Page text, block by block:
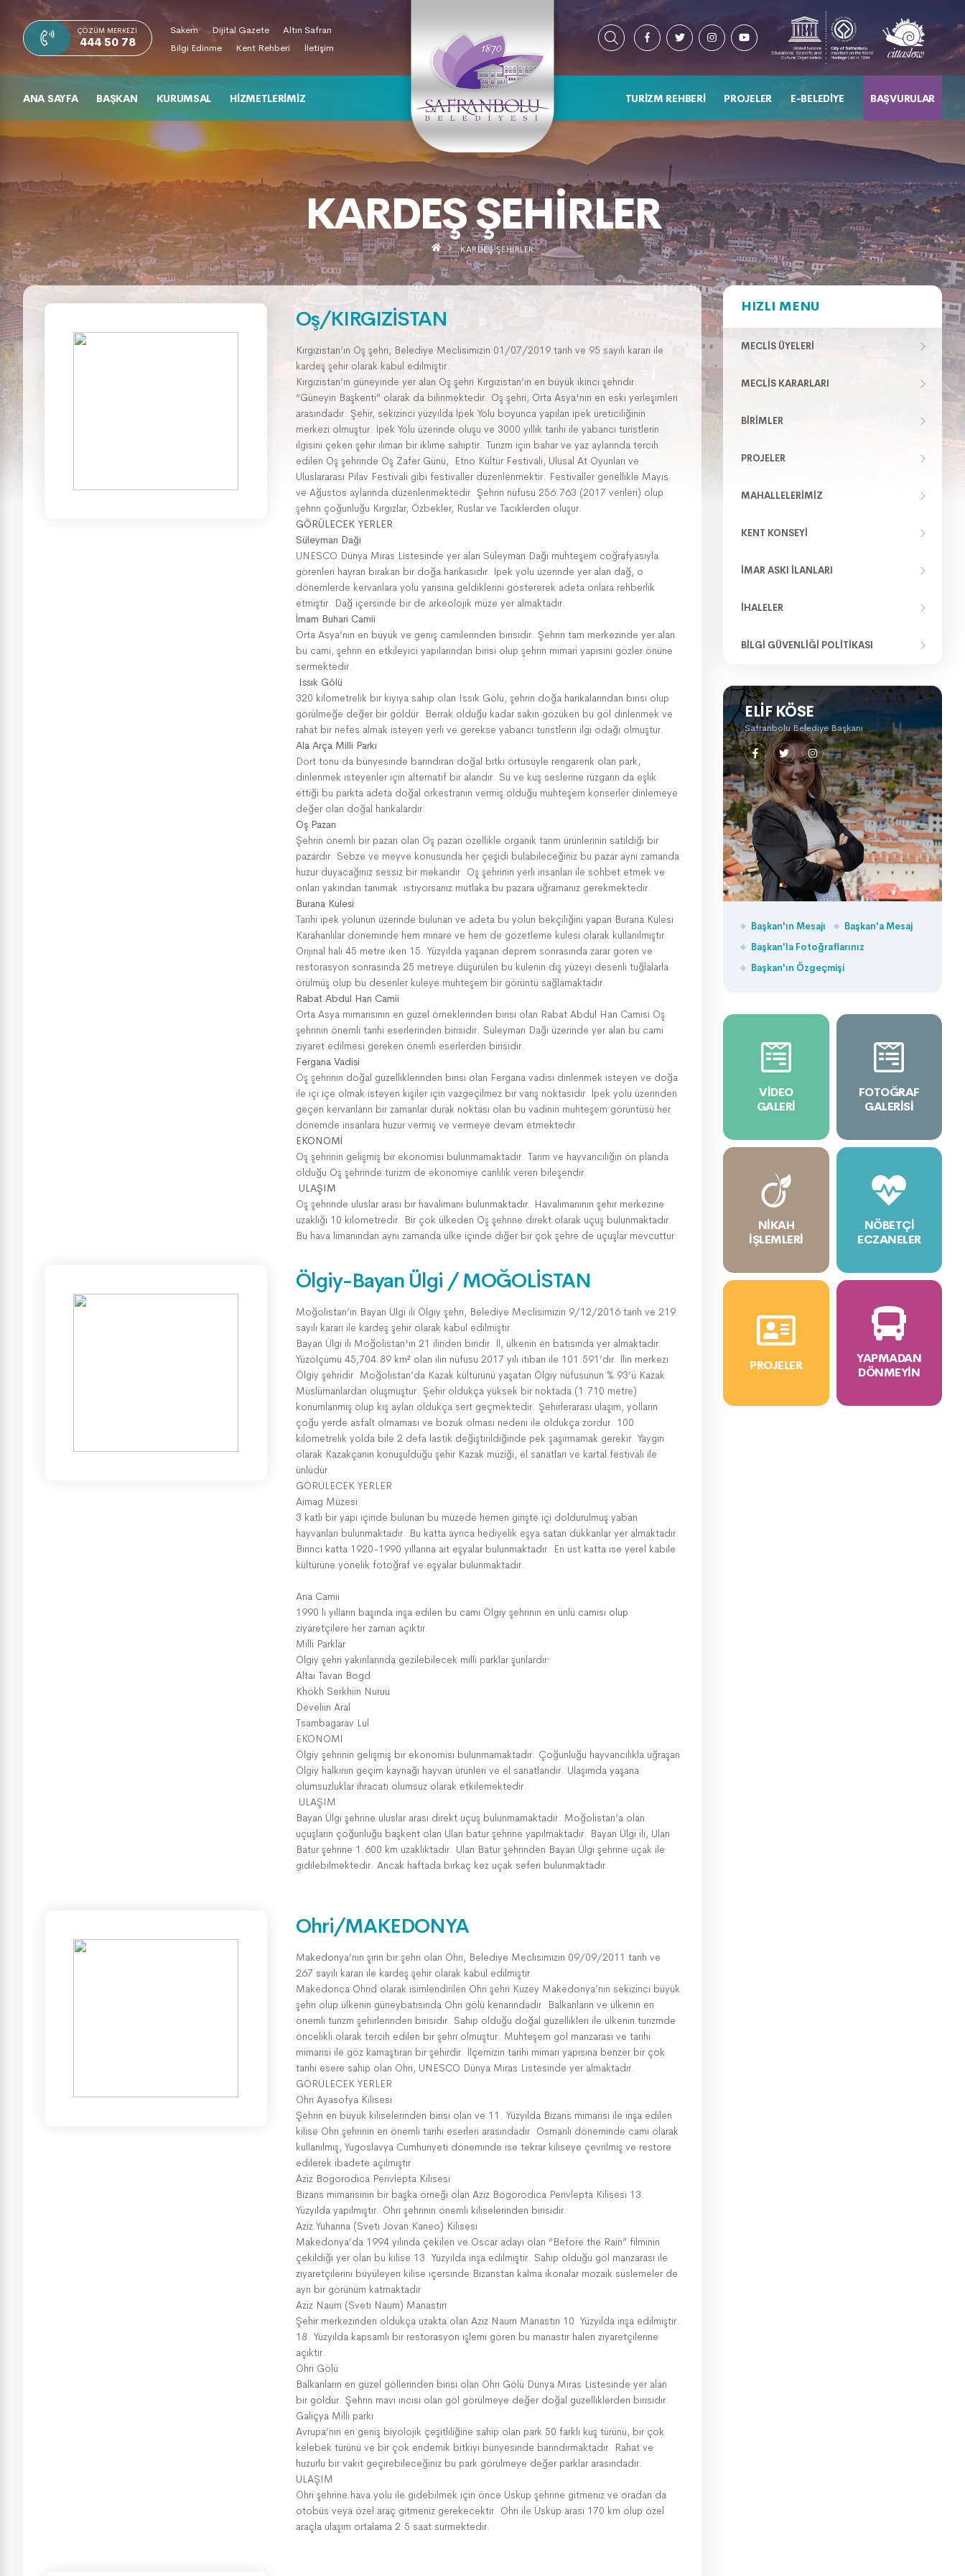
ÇÖZÜM MERKEZI
444 50 78
Sakem Dijital Gazete
Altın Safran
Bilgi Edinme
Kent Rehberi İletişim
ANA SAYFA BAŞKAN KURUMSAL HIZMETLERIMIZ TURIZM REHBERI PROJELER E-BELEDIYE BAŞVURULAR
KARDEŞ ŞEHIRLER
KARDEŞ ŞEHIRLER
HIZLI MENU
MECLIS ÜYELERI
MECLIS KARARLARI
BIRIMLER
PROJELER
MAHALLELERIMIZ
KENT KONSEYI
İMAR ASKI İLANLARI
İHALELER
BILGI GÜVENLIĞI POLITIKASI
ELIF KÖSE
Safranbolu Belediye Başkanı
Başkan'ın Mesajı
Başkan'a Mesaj
Başkan'la Fotoğraflarınız
Başkan'ın Özgeçmişi
VIDEO
GALERI
FOTOĞRAF
GALERISI
NIKAH
İŞLEMLERI
NÖBETÇI
ECZANELER
PROJELER
YAPMADAN
DÖNMEYIN
Oş/KIRGIZİSTAN
Kırgızistan’ın Oş şehri, Belediye Meclisimizin 01/07/2019 tarih ve 95 sayılı kararı ile
kardeş şehir olarak kabul edilmiştir.
Kırgızistan’ın güneyinde yer alan Oş şehri Kırgızistan’ın en büyük ikinci şehridir.
“Güneyin Başkenti” olarak da bilinmektedir. Oş şehri, Orta Asya'nın en eski yerleşimleri
arasındadır. Şehir, sekizinci yüzyılda İpek Yolu boyunca yapılan ipek üreticiliğinin
merkezi olmuştur. İpek Yolu üzerinde oluşu ve 3000 yıllık tarihi ile yabancı turistlerin
ilgisini çeken şehir ılıman bir iklime sahiptir. Turizm için bahar ve yaz aylarında tercih
edilen Oş şehrinde Oş Zafer Günü, Etno Kültür Festivali, Ulusal At Oyunları ve
Uluslararası Pilav Festivali gibi festivaller düzenlenmektir. Festivaller genellikle Mayıs
ve Ağustos aylarında düzenlenmektedir. Şehrin nüfusu 256.763 (2017 verileri) olup
şehrin çoğunluğu Kırgızlar, Özbekler, Ruslar ve Taciklerden oluşur.
GÖRÜLECEK YERLER
Süleyman Dağı
UNESCO Dünya Miras Listesinde yer alan Süleyman Dağı muhteşem coğrafyasıyla
görenleri hayran bırakan bir doğa harikasıdır. İpek yolu üzerinde yer alan dağ, o
dönemlerde kervanlara yolu yarısına geldiklerini göstererek adeta onlara rehberlik
etmiştir. Dağ içersinde bir de arkeolojik müze yer almaktadır.
İmam Buhari Camii
Orta Asya’nın en büyük ve geniş camilerinden birisidir. Şehrin tam merkezinde yer alan
bu cami, şehrin en etkileyici yapılarından birisi olup şehrin mimari yapısını gözler önüne
sermektedir.
Issık Gölü
320 kilometrelik bir kıyıya sahip olan Issık Gölü, şehrin doğa harikalarından birisi olup
görülmeğe değer bir göldür. Berrak olduğu kadar sakin gözüken bu göl dinlenmek ve
rahat bir nefes almak isteyen yerli ve gerekse yabancı turistlerin ilgi odağı olmuştur.
Ala Arça Milli Parkı
Dört tonu da bünyesinde barındıran doğal bitki örtüsüyle rengarenk olan park,
dinlenmek isteyenler için alternatif bir alandır. Su ve kuş seslerine rüzgarın da eşlik
ettiği bu parkta adeta doğal orkestranın vermiş olduğu muhteşem konserler dinlemeye
değer olan doğal harikalardır.
Oş Pazarı
Şehrin önemli bir pazarı olan Oş pazarı özellikle organik tarım ürünlerinin satıldığı bir
pazardır. Sebze ve meyve konusunda her çeşidi bulabileceğiniz bu pazar aynı zamanda
huzur duyacağınız sessiz bir mekandır. Oş şehrinin yerli insanları ile sohbet etmek ve
onları yakından tanımak istiyorsanız mutlaka bu pazara uğramanız gerekmektedir.
Burana Kulesi
Tarihi ipek yolunun üzerinde bulunan ve adeta bu yolun bekçiliğini yapan Burana Kulesi
Karahanlılar döneminde hem minare ve hem de gözetleme kulesi olarak kullanılmıştır.
Orijinal hali 45 metre iken 15. Yüzyılda yaşanan deprem sonrasında zarar gören ve
restorasyon sonrasında 25 metreye düşürülen bu kulenin dış yüzeyi desenli tuğlalarla
örülmüş olup bu desenler kuleye muhteşem bir görüntü sağlamaktadır.
Rabat Abdul Han Camii
Orta Asya mimarisinin en güzel örneklerinden birisi olan Rabat Abdul Han Camisi Oş
şehrinin önemli tarihi eserlerinden birisidir. Süleyman Dağı üzerinde yer alan bu cami
ziyaret edilmesi gereken önemli eserlerden birisidir.
Fergana Vadisi
Oş şehrinin doğal güzelliklerinden birisi olan Fergana vadisi dinlenmek isteyen ve doğa
ile içi içe olmak isteyen kişiler için vazgeçilmez bir varış noktasıdır. İpek yolu üzerinden
geçen kervanların bir zamanlar durak noktası olan bu vadinin muhteşem görüntüsü her
dönemde insanlara huzur vermiş ve vermeye devam etmektedir.
EKONOMİ
Oş şehrinin gelişmiş bir ekonomisi bulunmamaktadır. Tarım ve hayvancılığın ön planda
olduğu Oş şehrinde turizm de ekonomiye canlılık veren bileşendir.
ULAŞIM
Oş şehrinde uluslar arası bir havalimanı bulunmaktadır. Havalimanının şehir merkezine
uzaklığı 10 kilometredir. Bir çok ülkeden Oş şehrine direkt olarak uçuş bulunmaktadır.
Bu hava limanından aynı zamanda ülke içinde diğer bir çok şehre de uçuşlar mevcuttur.
Ölgiy-Bayan Ülgi / MOĞOLİSTAN
Moğolistan’ın Bayan Ülgi ili Ölgiy şehri, Belediye Meclisimizin 9/12/2016 tarih ve 219
sayılı kararı ile kardeş şehir olarak kabul edilmiştir.
Bayan Ülgi ili Moğolistan'ın 21 ilinden biridir. İl, ülkenin en batısında yer almaktadır.
Yüzölçümü 45,704.89 km² olan ilin nüfusu 2017 yılı itibarı ile 101.591’dir. İlin merkezi
Ölgiy şehridir. Moğolistan’da Kazak kültürünü yaşatan Ölgiy nüfusunun % 93’ü Kazak
Müslümanlardan oluşmuştur. Şehir oldukça yüksek bir noktada (1.710 metre)
konumlanmış olup kış ayları oldukça sert geçmektedir. Şehirlerarası ulaşım, yolların
çoğu yerde asfalt olmaması ve bozuk olması nedeni ile oldukça zordur. 100
kilometrelik yolda bile 2 defa lastik değiştirildiğinde pek şaşırmamak gerekir. Yaygın
olarak Kazakçanın konuşulduğu şehir Kazak müziği, el sanatları ve kartal festivali ile
ünlüdür.
GÖRÜLECEK YERLER
Aimag Müzesi
3 katlı bir yapı içinde bulunan bu müzede hemen girişte içi doldurulmuş yaban
hayvanları bulunmaktadır. Bu katta ayrıca hediyelik eşya satan dükkanlar yer almaktadır.
Birinci katta 1920-1990 yıllarına ait eşyalar bulunmaktadır. En üst katta ise yerel kabile
kültürüne yönelik fotoğraf ve eşyalar bulunmaktadır.
Ana Camii
1990 lı yılların başında inşa edilen bu cami Ölgiy şehrinin en ünlü camisi olup
ziyaretçilere her zaman açıktır.
Milli Parklar
Ölgiy şehri yakınlarında gezilebilecek milli parklar şunlardır:
Altai Tavan Bogd
Khökh Serkhiin Nuruu
Develiin Aral
Tsambagarav Lul
EKONOMİ
Ölgiy şehrinin gelişmiş bir ekonomisi bulunmamaktadır. Çoğunluğu hayvancılıkla uğraşan
Ölgiy halkının geçim kaynağı hayvan ürünleri ve el sanatlarıdır. Ulaşımda yaşana
olumsuzluklar ihracatı olumsuz olarak etkilemektedir.
ULAŞIM
Bayan Ülgi şehrine uluslar arası direkt uçuş bulunmamaktadır. Moğolistan’a olan
uçuşların çoğunluğu başkent olan Ulan batur şehrine yapılmaktadır. Bayan Ülgi ili, Ulan
Batur şehrine 1.600 km uzaklıktadır. Ulan Batur şehrinden Bayan Ülgi şehrine uçak ile
gidilebilmektedir. Ancak haftada birkaç kez uçak seferi bulunmaktadır.
Ohri/MAKEDONYA
Makedonya’nın şirin bir şehri olan Ohri, Belediye Meclisimizin 09/09/2011 tarih ve
267 sayılı kararı ile kardeş şehir olarak kabul edilmiştir.
Makedonca Ohrid olarak isimlendirilen Ohri şehri Kuzey Makedonya’nın sekizinci büyük
şehri olup ülkenin güneybatısında Ohri gölü kenarındadır. Balkanların ve ülkenin en
önemli turizm şehirlerinden birisidir. Sahip olduğu doğal güzellikleri ile ülkenin turizmde
öncelikli olarak tercih edilen bir şehri olmuştur. Muhteşem göl manzarası ve tarihi
mimarisi ile göz kamaştıran bir şehirdir. İlçemizin tarihi mimari yapısına benzer bir çok
tarihi esere sahip olan Ohri, UNESCO Dünya Miras Listesinde yer almaktadır.
GÖRÜLECEK YERLER
Ohri Ayasofya Kilisesi
Şehrin en büyük kiliselerinden birisi olan ve 11. Yüzyılda Bizans mimarisi ile inşa edilen
kilise Ohri şehrinin en önemli tarihi eserleri arasındadır. Osmanlı döneminde cami olarak
kullanılmış, Yugoslavya Cumhuriyeti döneminde ise tekrar kiliseye çevrilmiş ve restore
edilerek ibadete açılmıştır.
Aziz Bogorodica Perivlepta Kilisesi
Bizans mimarisinin bir başka örneği olan Aziz Bogorodica Perivlepta Kilisesi 13.
Yüzyılda yapılmıştır. Ohri şehrinin önemli kiliselerinden birisidir.
Aziz Yuhanna (Sveti Jovan Kaneo) Kilisesi
Makedonya’da 1994 yılında çekilen ve Oscar adayı olan “Before the Rain” filminin
çekildiği yer olan bu kilise 13. Yüzyılda inşa edilmiştir. Sahip olduğu göl manzarası ile
ziyaretçilerini büyüleyen kilise içersinde Bizanstan kalma ikonalar mozaik süslemeler de
ayrı bir görünüm katmaktadır.
Aziz Naum (Sveti Naum) Manastırı
Şehir merkezinden oldukça uzakta olan Aziz Naum Manastırı 10. Yüzyılda inşa edilmiştir.
18. Yüzyılda kapsamlı bir restorasyon işlemi gören bu manastır halen ziyaretçilerine
açıktır.
Ohri Gölü
Balkanların en güzel göllerinden birisi olan Ohri Gölü Dünya Miras Listesinde yer alan
bir göldür. Şehrin mavi incisi olan göl görülmeye değer doğal güzelliklerden birisidir.
Galiçya Milli parkı
Avrupa’nın en geniş biyolojik çeşitliliğine sahip olan park 50 farklı kuş türünü, bir çok
kelebek türünü ve bir çok endemik bitkiyi bünyesinde barındırmaktadır. Rahat ve
huzurlu bir vakit geçirebileceğiniz bu park görülmeye değer parklar arasındadır.
ULAŞIM
Ohri şehrine hava yolu ile gidebilmek için önce Üsküp şehrine gitmeniz ve oradan da
otobüs veya özel araç gitmeniz gerekecektir. Ohri ile Üsküp arası 170 km olup özel
araçla ulaşım ortalama 2.5 saat sürmektedir.